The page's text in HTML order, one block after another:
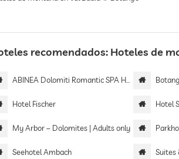
recomendados: Hoteles de
ABINEA Dolomiti Romantic SPA Hotel
Hotel Fischer Hotel
My Arbor – Dolomites | Adults only
Seehotel Ambach Suites